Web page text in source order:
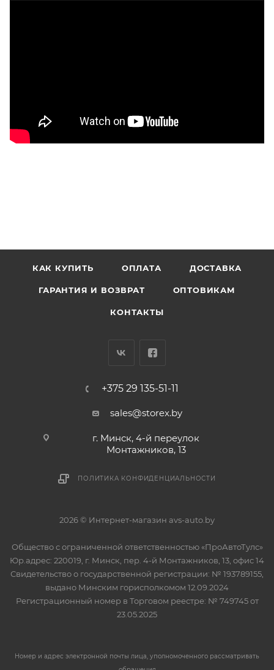
КАК КУПИТЬ ОПЛАТА ДОСТАВКА
ГАРАНТИЯ И ВОЗВРАТ ОПТОВИКАМ
КОНТАКТЫ
+375 29 135-51-11
sales@storex.by
г. Минск, 4-й переулок
Монтажников, 13
ПОЛИТИКА КОНФИДЕНЦИАЛЬНОСТИ
2026 © Интернет-магазин avs-auto.by
Общество с ограниченной ответственностью «ПроАвтоТулс»
Юр.адрес: 220019, г. Минск, пер. 4-й Монтажников, 13, офис 14
Свидетельство о государственной регистрации: № 193789155,
выдано Минским горисполкомом 12.09.2024
Регистрационный номер в Торговом реестре: № 749745 от
23.05.2025
Номер и адрес электронной почты лица, уполномоченного рассматривать